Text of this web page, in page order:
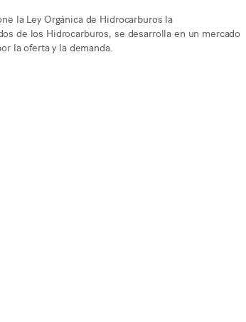
la Ley Orgánica de Hidrocarburos la
de los Hidrocarburos, se desarrolla en un mercado
la oferta y la demanda.